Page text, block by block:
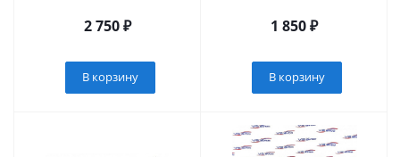
2 750₽
В корзину
1 850₽
В корзину